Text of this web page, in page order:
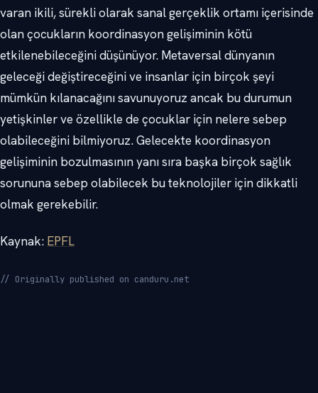
varan ikili, sürekli olarak sanal gerçeklik ortamı içerisinde
olan çocukların koordinasyon gelişiminin kötü
etkilenebileceğini düşünüyor. Metaversal dünyanın
geleceği değiştireceğini ve insanlar için birçok şeyi
mümkün kılanacağını savunuyoruz ancak bu durumun
yetişkinler ve özellikle de çocuklar için nelere sebep
olabileceğini bilmiyoruz. Gelecekte koordinasyon
gelişiminin bozulmasının yanı sıra başka birçok sağlık
sorununa sebep olabilecek bu teknolojiler için dikkatli
olmak gerekebilir.
Kaynak: EPFL
// Originally published on canduru.net